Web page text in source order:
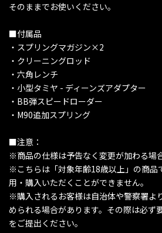
そのままでお使いください。
■付属品
・スプリングマガジン×2
・クリーニングロッド
・六角レンチ
・小型タミヤ - ディーンズアダプター
・BB弾スピードローダー
・M90追加スプリング
■注意：
※商品の仕様は予告なく変更が加わる場
※こちらは「対象年齢18歳以上」の商品
用・購入いただくことができません。
※購入されるお客様は自治体や警察署よ
められる場合があります。その際は必ず
をご提出ください。